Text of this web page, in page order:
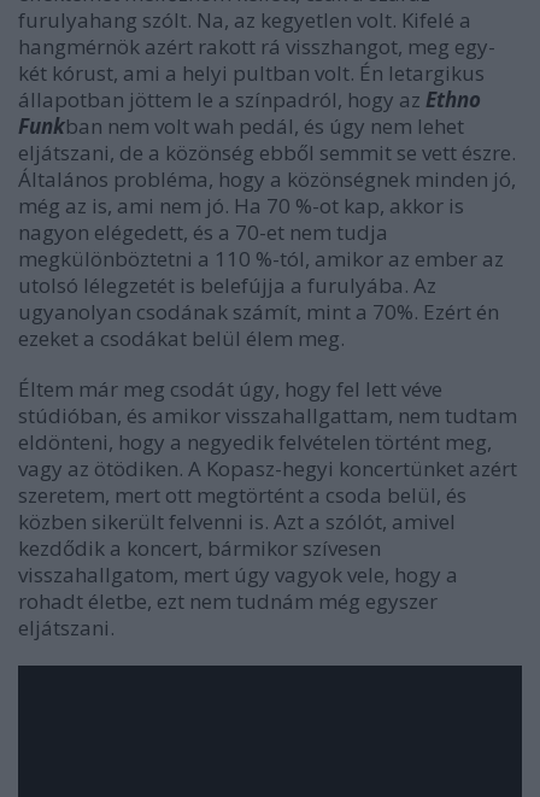
furulyahang szólt. Na, az kegyetlen volt. Kifelé a
hangmérnök azért rakott rá visszhangot, meg egy-
két kórust, ami a helyi pultban volt. Én letargikus
állapotban jöttem le a színpadról, hogy az Ethno
Funkban nem volt wah pedál, és úgy nem lehet
eljátszani, de a közönség ebből semmit se vett észre.
Általános probléma, hogy a közönségnek minden jó,
még az is, ami nem jó. Ha 70 %-ot kap, akkor is
nagyon elégedett, és a 70-et nem tudja
megkülönböztetni a 110 %-tól, amikor az ember az
utolsó lélegzetét is belefújja a furulyába. Az
ugyanolyan csodának számít, mint a 70%. Ezért én
ezeket a csodákat belül élem meg.
Éltem már meg csodát úgy, hogy fel lett véve
stúdióban, és amikor visszahallgattam, nem tudtam
eldönteni, hogy a negyedik felvételen történt meg,
vagy az ötödiken. A Kopasz-hegyi koncertünket azért
szeretem, mert ott megtörtént a csoda belül, és
közben sikerült felvenni is. Azt a szólót, amivel
kezdődik a koncert, bármikor szívesen
visszahallgatom, mert úgy vagyok vele, hogy a
rohadt életbe, ezt nem tudnám még egyszer
eljátszani.